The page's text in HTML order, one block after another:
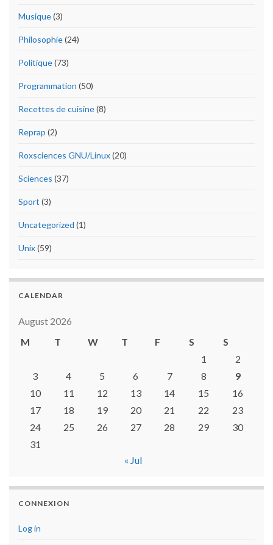
Musique(3)
Philosophie(24)
Politique(73)
Programmation (50)
Recettes de cuisine(8)
Reprap (2)
Roxsciences GNU/Linux(20)
Sciences (37)
Sport (3)
Uncategorized (1)
Unix(59)
CALENDAR
August 2026
M
T W T F S
S
1
2
3
4 5 6 7 8
9
10
11 12 13 14 15
16
17
18 19 20 21 22
23
24
25 26 27 28 29
30
31
« Jul
CONNEXION
Log in